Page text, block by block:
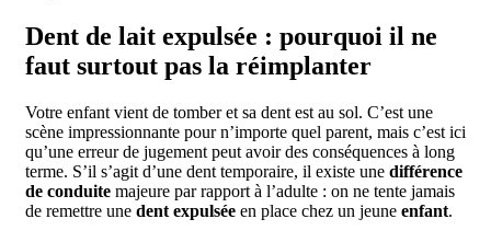
Dent de lait expulsée : pourquoi il ne
faut surtout pas la réimplanter
Votre enfant vient de tomber et sa dent est au sol. C’est une
scène impressionnante pour n’importe quel parent, mais c’est ici
qu’une erreur de jugement peut avoir des conséquences à long
terme. S’il s’agit d’une dent temporaire, il existe une différence
de conduite majeure par rapport à l’adulte : on ne tente jamais
de remettre une dent expulsée en place chez un jeune enfant.